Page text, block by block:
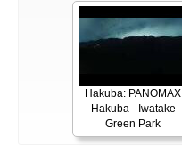
Hakuba: PANOMAX
Hakuba - Iwatake
Green Park